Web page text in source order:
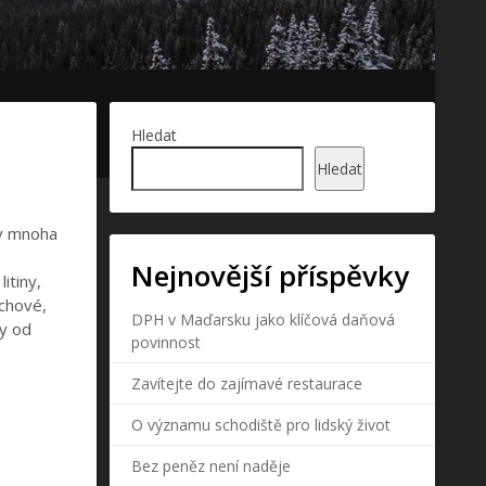
mnoha
od
Hledat
Hledat
Nejnovější příspěvky
DPH v Maďarsku jako klíčová daňová
povinnost
Zavítejte do zajímavé restaurace
O významu schodiště pro lidský život
Bez peněz není naděje